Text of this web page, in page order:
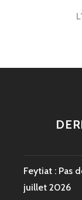
Feytiat : Pas
juillet 2026